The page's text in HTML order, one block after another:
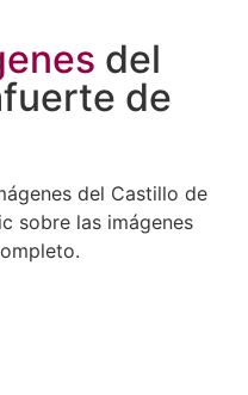
del
de
del Castillo de
sobre las imágenes